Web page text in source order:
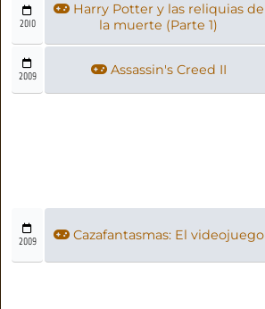
2010
Harry Potter y las reliquias de
la muerte (Parte 1)
2009 Assassin's Creed II
2009 Cazafantasmas: El videojuego